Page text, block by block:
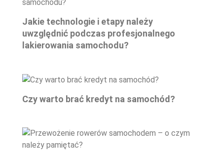
Jakie technologie i etapy należy
uwzględnić podczas profesjonalnego
lakierowania samochodu?
Czy warto brać kredyt na samochód?